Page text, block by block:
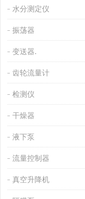
水分测定仪
振荡器
变送器.
齿轮流量计
检测仪
干燥器
液下泵
流量控制器
真空升降机